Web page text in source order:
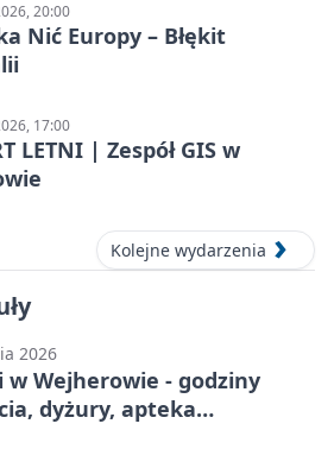
20:00
Nić Europy – Błękit
17:00
LETNI | Zespół GIS w
Kolejne wydarzenia
2026
w Wejherowie - godziny
dyżury, apteka